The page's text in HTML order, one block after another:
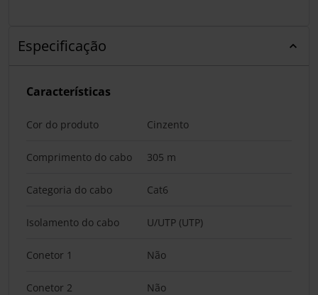
Especificação
Características
Cor do produto Cinzento
Comprimento do cabo 305 m
Categoria do cabo Cat6
Isolamento do cabo U/UTP (UTP)
Conetor 1 Não
Conetor 2 Não